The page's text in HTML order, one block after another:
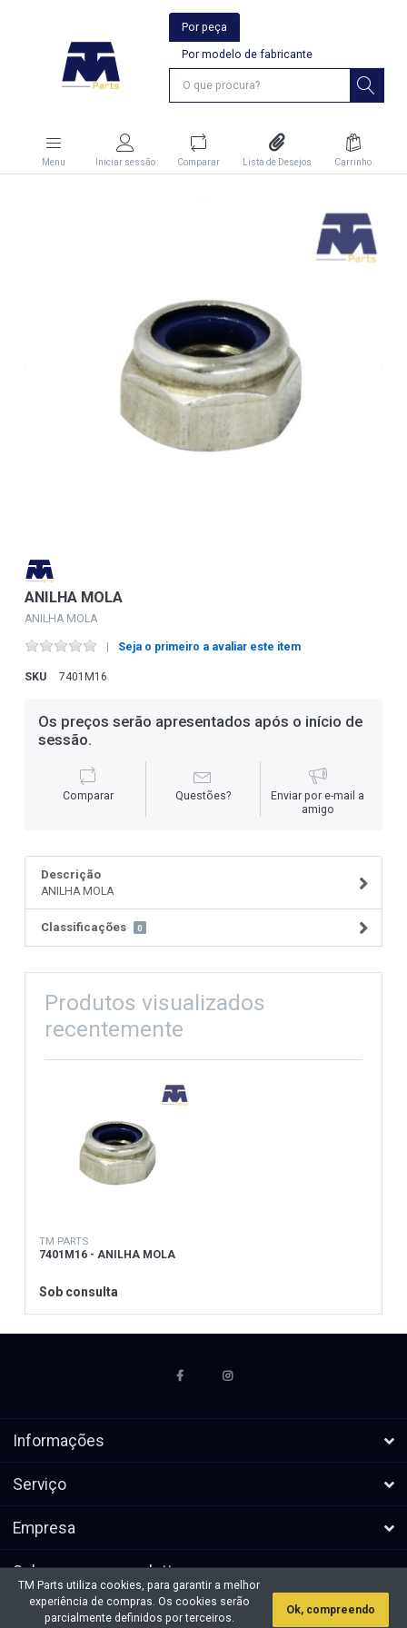
Por peça
Por modelo de fabricante
Menu Iniciar sessão Comparar Lista de Desejos Carrinho
ANILHA MOLA
ANILHA MOLA
Seja o primeiro a avaliar este item
SKU 7401M16
Os preços serão apresentados após o início de
sessão.
Comparar Questões?
Enviar por e-mail a
amigo
Descrição
ANILHA MOLA
Classificações 0
Produtos visualizados
recentemente
TM PARTS
7401M16 - ANILHA MOLA
Sob consulta
Informações
Serviço
Empresa
Subscrever a newsletters
* Todos os preços excl. IVA, mais
Direitos de autor &cópia; 2026 TM
TM Parts utiliza cookies, para garantir a melhor
experiência de compras. Os cookies serão
parcialmente definidos por terceiros.
Ok, compreendo